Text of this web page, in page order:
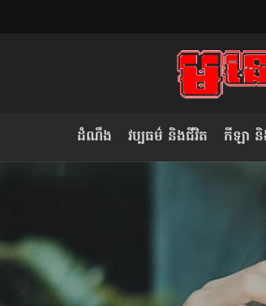
ដំណឹង វប្បធម៌ និងជីវិត កីឡា និ